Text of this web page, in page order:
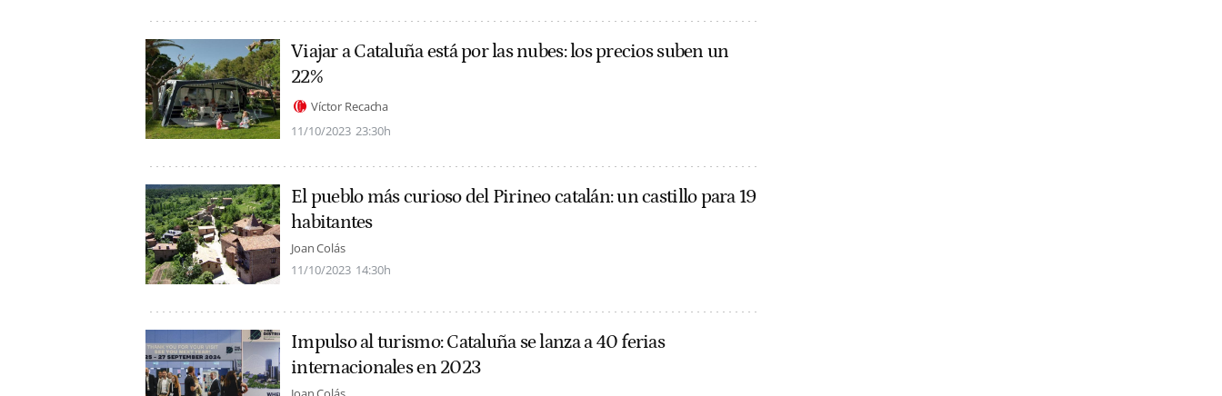
Viajar a Cataluña está por las nubes: los precios suben un
22%
Víctor Recacha
11/10/2023 23:30h
El pueblo más curioso del Pirineo catalán: un castillo para 19
habitantes
Joan Colás
11/10/2023 14:30h
Impulso al turismo: Cataluña se lanza a 40 ferias
internacionales en 2023